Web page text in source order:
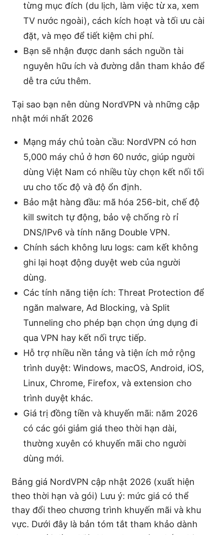
từng mục đích (du lịch, làm việc từ xa, xem
TV nước ngoài), cách kích hoạt và tối ưu cài
đặt, và mẹo để tiết kiệm chi phí.
Bạn sẽ nhận được danh sách nguồn tài
nguyên hữu ích và đường dẫn tham khảo để
dễ tra cứu thêm.
Tại sao bạn nên dùng NordVPN và những cập
nhật mới nhất 2026
Mạng máy chủ toàn cầu: NordVPN có hơn
5,000 máy chủ ở hơn 60 nước, giúp người
dùng Việt Nam có nhiều tùy chọn kết nối tối
ưu cho tốc độ và độ ổn định.
Bảo mật hàng đầu: mã hóa 256-bit, chế độ
kill switch tự động, bảo vệ chống rò rỉ
DNS/IPv6 và tính năng Double VPN.
Chính sách không lưu logs: cam kết không
ghi lại hoạt động duyệt web của người
dùng.
Các tính năng tiện ích: Threat Protection để
ngăn malware, Ad Blocking, và Split
Tunneling cho phép bạn chọn ứng dụng đi
qua VPN hay kết nối trực tiếp.
Hỗ trợ nhiều nền tảng và tiện ích mở rộng
trình duyệt: Windows, macOS, Android, iOS,
Linux, Chrome, Firefox, và extension cho
trình duyệt khác.
Giá trị đồng tiền và khuyến mãi: năm 2026
có các gói giảm giá theo thời hạn dài,
thường xuyên có khuyến mãi cho người
dùng mới.
Bảng giá NordVPN cập nhật 2026 (xuất hiện
theo thời hạn và gói) Lưu ý: mức giá có thể
thay đổi theo chương trình khuyến mãi và khu
vực. Dưới đây là bản tóm tắt tham khảo dành